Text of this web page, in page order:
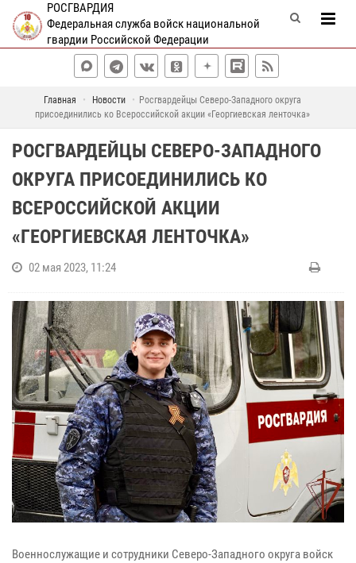
РОСГВАРДИЯ
Федеральная служба войск национальной
гвардии Российской Федерации
Главная Новости
Росгвардейцы Северо-Западного округа
присоединились ко Всероссийской акции «Георгиевская ленточка»
РОСГВАРДЕЙЦЫ СЕВЕРО-ЗАПАДНОГО
ОКРУГА ПРИСОЕДИНИЛИСЬ КО
ВСЕРОССИЙСКОЙ АКЦИИ
«ГЕОРГИЕВСКАЯ ЛЕНТОЧКА»
02 мая 2023, 11:24
Военнослужащие и сотрудники Северо-Западного округа войск